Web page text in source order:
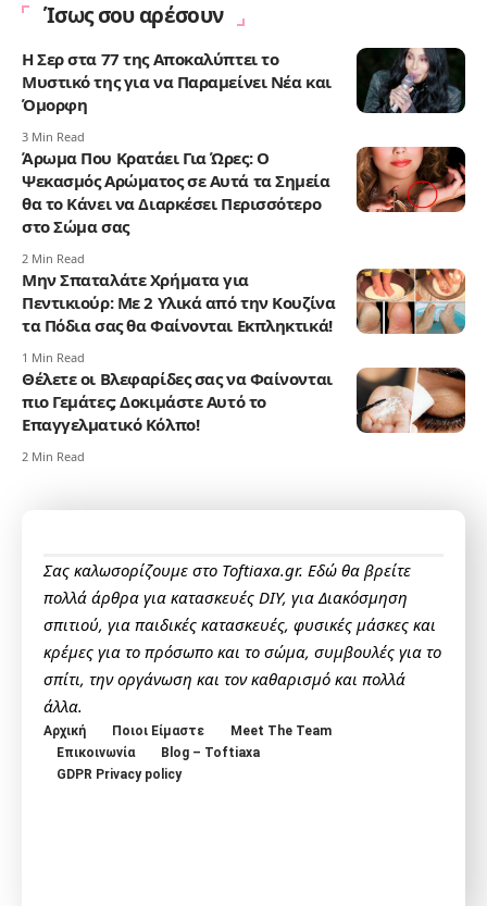
Ίσως σου αρέσουν
Η Σερ στα 77 της Αποκαλύπτει το
Μυστικό της για να Παραμείνει Νέα και
Όμορφη
3 Min Read
Άρωμα Που Κρατάει Για Ώρες: Ο
Ψεκασμός Αρώματος σε Αυτά τα Σημεία
θα το Κάνει να Διαρκέσει Περισσότερο
στο Σώμα σας
2 Min Read
Μην Σπαταλάτε Χρήματα για
Πεντικιούρ: Με 2 Υλικά από την Κουζίνα
τα Πόδια σας θα Φαίνονται Εκπληκτικά!
1 Min Read
Θέλετε οι Βλεφαρίδες σας να Φαίνονται
πιο Γεμάτες; Δοκιμάστε Αυτό το
Επαγγελματικό Κόλπο!
2 Min Read
Σας καλωσορίζουμε στο Toftiaxa.gr. Εδώ θα βρείτε
πολλά άρθρα για κατασκευές DIY, για Διακόσμηση
σπιτιού, για παιδικές κατασκευές, φυσικές μάσκες και
κρέμες για το πρόσωπο και το σώμα, συμβουλές για το
σπίτι, την οργάνωση και τον καθαρισμό και πολλά
άλλα.
Αρχική Ποιοι Είμαστε
Meet The Team
Επικοινωνία
Blog – Toftiaxa
GDPR Privacy policy